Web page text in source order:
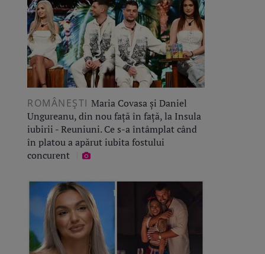
ROMÂNEŞTI Maria Covasa și Daniel
Ungureanu, din nou față în față, la Insula
iubirii - Reuniuni. Ce s-a întâmplat când
în platou a apărut iubita fostului
concurent